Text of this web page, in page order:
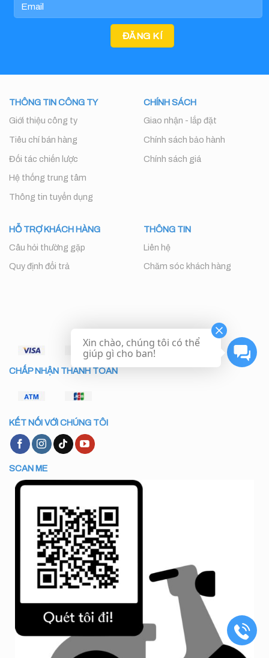
THÔNG TIN CÔNG TY
Giới thiệu công ty
Tiêu chí bán hàng
Đối tác chiến lược
Hệ thống trung tâm
Thông tin tuyển dụng
CHÍNH SÁCH
Giao nhận - lắp đặt
Chính sách bảo hành
Chính sách giá
HỖ TRỢ KHÁCH HÀNG
Câu hỏi thường gặp
Quy định đổi trả
THÔNG TIN
Liên hệ
Chăm sóc khách hàng
CHẤP NHẬN THANH TOÁN
KẾT NỐI VỚI CHÚNG TÔI
SCAN ME
Xin chào, chúng tôi có thể
giúp gì cho ban!